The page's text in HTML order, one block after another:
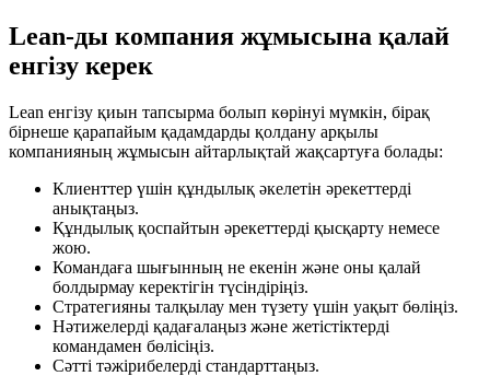
Lean-ды компания жұмысына қалай
енгізу керек
Lean енгізу қиын тапсырма болып көрінуі мүмкін, бірақ
бірнеше қарапайым қадамдарды қолдану арқылы
компанияның жұмысын айтарлықтай жақсартуға болады:
Клиенттер үшін құндылық әкелетін әрекеттерді
анықтаңыз.
Құндылық қоспайтын әрекеттерді қысқарту немесе
жою.
Командаға шығынның не екенін және оны қалай
болдырмау керектігін түсіндіріңіз.
Стратегияны талқылау мен түзету үшін уақыт бөліңіз.
Нәтижелерді қадағалаңыз және жетістіктерді
командамен бөлісіңіз.
Сәтті тәжірибелерді стандарттаңыз.